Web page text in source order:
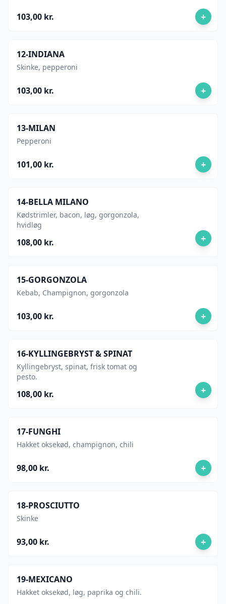
103,00 kr. +
12-INDIANA
Skinke, pepperoni
103,00 kr. +
13-MILAN
Pepperoni
101,00 kr. +
14-BELLA MILANO
Kødstrimler, bacon, løg, gorgonzola,
hvidløg
108,00 kr. +
15-GORGONZOLA
Kebab, Champignon, gorgonzola
103,00 kr. +
16-KYLLINGEBRYST & SPINAT
Kyllingebryst, spinat, frisk tomat og
pesto.
108,00 kr. +
17-FUNGHI
Hakket oksekød, champignon, chili
98,00 kr. +
18-PROSCIUTTO
Skinke
93,00 kr. +
19-MEXICANO
Hakket oksekød, løg, paprika og chili.